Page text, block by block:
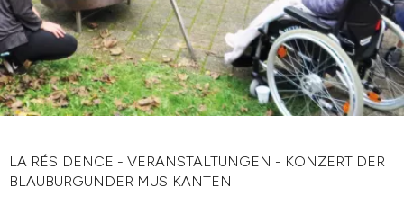
LA RÉSIDENCE - VERANSTALTUNGEN - KONZERT DER
BLAUBURGUNDER MUSIKANTEN